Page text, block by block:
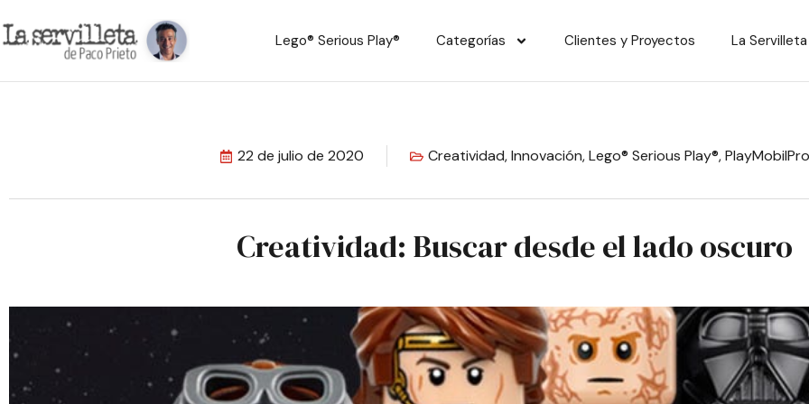
Lego® Serious Play® Categorías Clientes y Proyectos La Servilleta
22 de julio de 2020 Creatividad,Innovación,Lego® Serious Play®,PlayMobilPro
Creatividad: Buscar desde el lado oscuro